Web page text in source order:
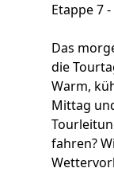
Etappe 7
Das
die
Warm,
Mittag
fahren?